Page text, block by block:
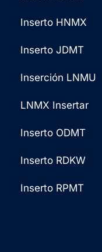
Inserto HNMX
Inserto JDMT
Inserción LNMU
LNMX Insertar
Inserto ODMT
Inserto RDKW
Inserto RPMT